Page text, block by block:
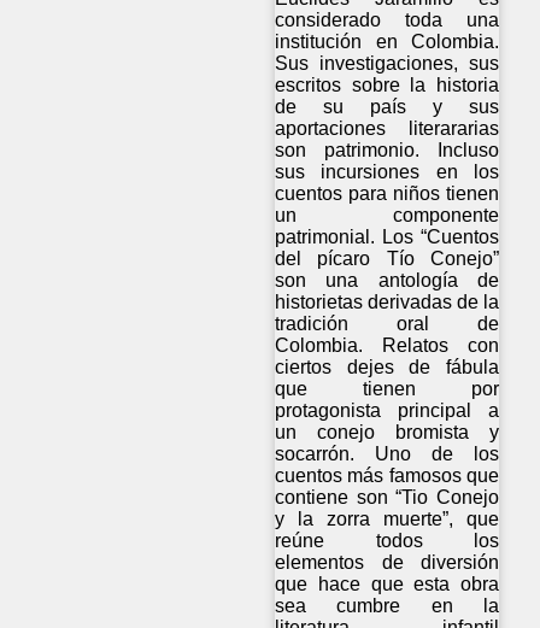
considerado toda una
institución en Colombia.
Sus investigaciones, sus
escritos sobre la historia
de su país y sus
aportaciones literararias
son patrimonio. Incluso
sus incursiones en los
cuentos para niños tienen
un componente
patrimonial. Los “Cuentos
del pícaro Tío Conejo”
son una antología de
historietas derivadas de la
tradición oral de
Colombia. Relatos con
ciertos dejes de fábula
que tienen por
protagonista principal a
un conejo bromista y
socarrón. Uno de los
cuentos más famosos que
contiene son “Tio Conejo
y la zorra muerte”, que
reúne todos los
elementos de diversión
que hace que esta obra
sea cumbre en la